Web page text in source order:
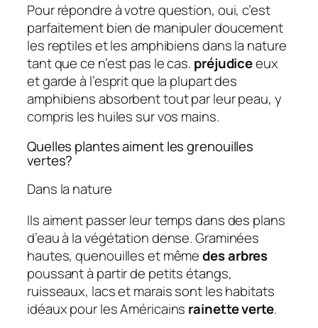
Pour répondre à votre question, oui, c’est
parfaitement bien de manipuler doucement
les reptiles et les amphibiens dans la nature
tant que ce n’est pas le cas. préjudiceeux
et garde à l’esprit que la plupart des
amphibiens absorbent tout par leur peau, y
compris les huiles sur vos mains.
Quelles plantes aiment les grenouilles
vertes?
Dans la nature
Ils aiment passer leur temps dans des plans
d’eau à la végétation dense. Graminées
hautes, quenouilles et mêmedes arbres
poussant à partir de petits étangs,
ruisseaux, lacs et marais sont les habitats
idéaux pour les Américains rainette verte.